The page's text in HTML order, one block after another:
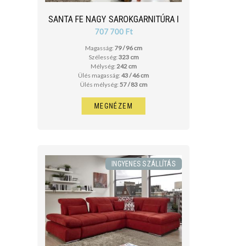
SANTA FE NAGY SAROKGARNITÚRA I
707 700 Ft
Magasság: 79 / 96 cm
Szélesség: 323 cm
Mélység: 242 cm
Ülés magasság: 43 / 46 cm
Ülés mélység: 57 / 83 cm
MEGNÉZEM
INGYENES SZÁLLÍTÁS